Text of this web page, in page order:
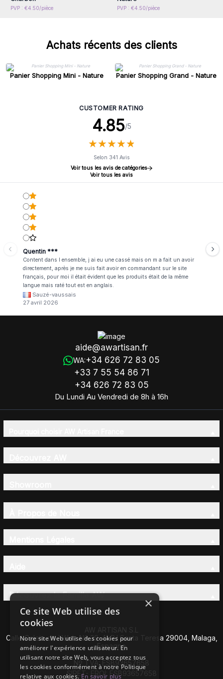
PVP : €4.50/pièce PVP : €4.50/pièce
Achats récents des clients
Panier Shopping Mini - Nature Panier Shopping Grand - Nature
CUSTOMER RATING
4.85/5
★★★★★
★★★★★
Selon 341 Avis
Voir tous les avis de catégories
Voir tous les avis
Quentin ***
Content dans l ensemble, j ai eu une cassé mais on m a fait un avoir
directement, après je me suis fait avoir en commandant sur le site
français, pour moi il était évident que les produits était de la même
langue mais raté tout est en anglais.
Sauzé-vaussais
27 avril 2026
aide@awartisan.fr
WA:+34 626 72 83 05
+33 7 55 54 86 71
+34 626 72 83 05
Du Lundi Au Vendredi de 8h à 16h
Découvrez la Famille AW
AW ARTISAN S.L
Calle Caleta de Vélez Nº 39-41 P.I Santa Teresa 29004, Malaga,
Espagne
Nº TVA: ESB93657658
SIRET- EROI: ESB93657658
×
Ce site Web utilise des
cookies
Notre site Web utilise des cookies pour
améliorer l'expérience utilisateur. En
utilisant notre site Web, vous acceptez tous
les cookies conformément à notre Politique
relative aux cookies.En savoir plus